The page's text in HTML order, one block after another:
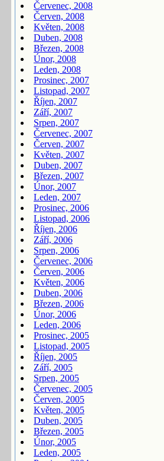
Červenec, 2008
Červen, 2008
Květen, 2008
Duben, 2008
Březen, 2008
Únor, 2008
Leden, 2008
Prosinec, 2007
Listopad, 2007
Říjen, 2007
Září, 2007
Srpen, 2007
Červenec, 2007
Červen, 2007
Květen, 2007
Duben, 2007
Březen, 2007
Únor, 2007
Leden, 2007
Prosinec, 2006
Listopad, 2006
Říjen, 2006
Září, 2006
Srpen, 2006
Červenec, 2006
Červen, 2006
Květen, 2006
Duben, 2006
Březen, 2006
Únor, 2006
Leden, 2006
Prosinec, 2005
Listopad, 2005
Říjen, 2005
Září, 2005
Srpen, 2005
Červenec, 2005
Červen, 2005
Květen, 2005
Duben, 2005
Březen, 2005
Únor, 2005
Leden, 2005